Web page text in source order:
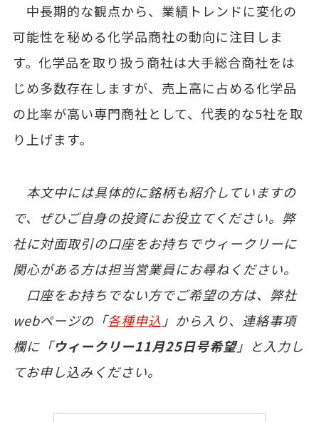
中長期的な観点から、業績トレンドに変化の
可能性を秘める化学品商社の動向に注目しま
す。化学品を取り扱う商社は大手総合商社をは
じめ多数存在しますが、売上高に占める化学品
の比率が高い専門商社として、代表的な5社を取
り上げます。
本文中には具体的に銘柄も紹介していますの
で、ぜひご自身の投資にお役立てください。弊
社に対面取引の口座をお持ちでウィークリーに
関心がある方は担当営業員にお尋ねください。
口座をお持ちでない方でご希望の方は、弊社
webページの「各種申込 」から入り、連絡事項
欄に「ウィークリー11月25日号希望」と入力し
てお申し込みください。